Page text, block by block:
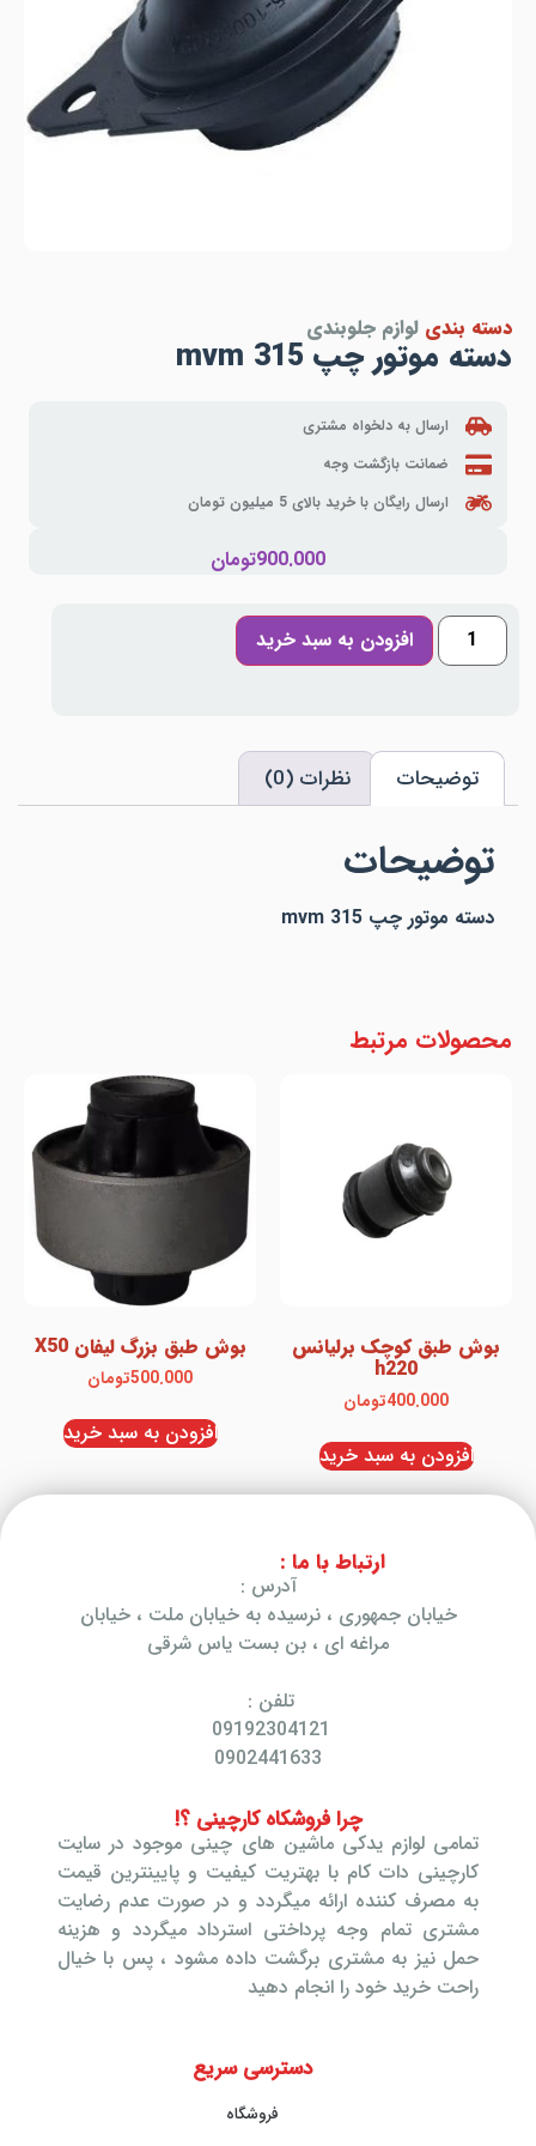
دسته بندی لوازم جلوبندی
دسته موتور چپ mvm 315
ارسال به دلخواه مشتری
ضمانت بازگشت وجه
ارسال رایگان با خرید بالای 5 میلیون تومان
900.000تومان
افزودن به سبد خرید
توضیحات نظرات (0)
توضیحات
دسته موتور چپ mvm 315
محصولات مرتبط
بوش طبق کوچک برلیانس
h220
400.000تومان
افزودن به سبد خرید
بوش طبق بزرگ لیفان X50
500.000تومان
افزودن به سبد خرید
ارتباط با ما :
آدرس :
خیابان جمهوری ، نرسیده به خیابان ملت ، خیابان
مراغه ای ، بن بست یاس شرقی
تلفن :
09192304121
0902441633
چرا فروشکاه کارچینی ؟!
تمامی لوازم یدکی ماشین های چینی موجود در سایت
کارچینی دات کام با بهتریت کیفیت و پایینترین قیمت
به مصرف کننده ارائه میگردد و در صورت عدم رضایت
مشتری تمام وجه پرداختی استرداد میگردد و هزینه
حمل نیز به مشتری برگشت داده مشود ، پس با خیال
راحت خرید خود را انجام دهید
دسترسی سریع
فروشگاه